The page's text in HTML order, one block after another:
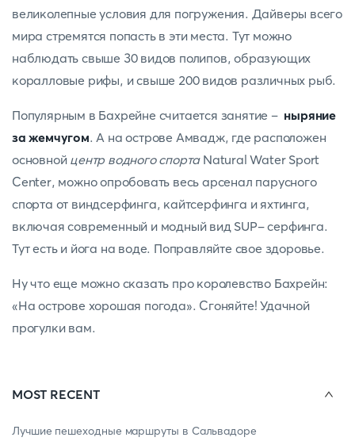
великолепные условия для погружения. Дайверы всего
мира стремятся попасть в эти места. Тут можно
наблюдать свыше 30 видов полипов, образующих
коралловые рифы, и свыше 200 видов различных рыб.
Популярным в Бахрейне считается занятие – ныряние
за жемчугом. А на острове Амвадж, где расположен
основной центр водного спорта Natural Water Sport
Center, можно опробовать весь арсенал парусного
спорта от виндсерфинга, кайтсерфинга и яхтинга,
включая современный и модный вид SUP- серфинга.
Тут есть и йога на воде. Поправляйте свое здоровье.
Ну что еще можно сказать про королевство Бахрейн:
«На острове хорошая погода». Сгоняйте! Удачной
прогулки вам.
MOST RECENT
Лучшие пешеходные маршруты в Сальвадоре